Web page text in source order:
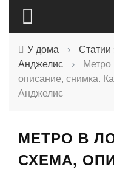
У дома › Статии
Анджелис
›
Метро
описание, снимка.
Анджелис
МЕТРО В
СХЕМА,